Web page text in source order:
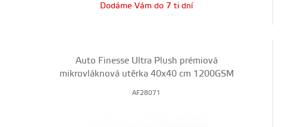
Dodáme Vám do 7 ti dní
Auto Finesse Ultra Plush prémiová
mikrovláknová utěrka 40x40 cm 1200GSM
AF28071